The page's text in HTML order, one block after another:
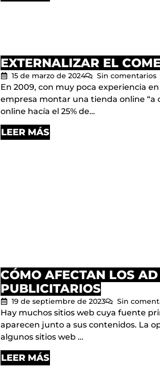
EXTERNALIZAR EL
15 de marzo de 2024 Sin comentarios
En 2009, con muy poca experiencia
empresa montar una tienda online “a
online hacía el 25% de…
LEER MÁS
CÓMO AFECTAN LOS
PUBLICITARIOS
19 de septiembre de 2023 Sin
Hay muchos sitios web cuya fuente
aparecen junto a sus contenidos. La
algunos sitios web …
LEER MÁS